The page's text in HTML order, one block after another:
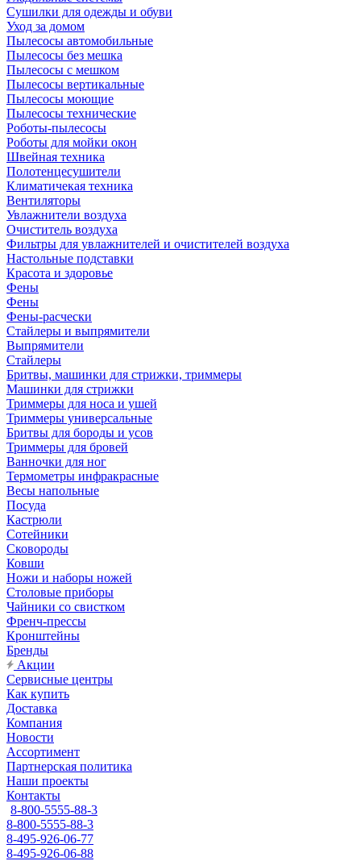
Сушилки для одежды и обуви
Уход за домом
Пылесосы автомобильные
Пылесосы без мешка
Пылесосы с мешком
Пылесосы вертикальные
Пылесосы моющие
Пылесосы технические
Роботы-пылесосы
Роботы для мойки окон
Швейная техника
Полотенцесушители
Климатичекая техника
Вентиляторы
Увлажнители воздуха
Очиститель воздуха
Фильтры для увлажнителей и очистителей воздуха
Настольные подставки
Красота и здоровье
Фены
Фены
Фены-расчески
Стайлеры и выпрямители
Выпрямители
Стайлеры
Бритвы, машинки для стрижки, триммеры
Машинки для стрижки
Триммеры для носа и ушей
Триммеры универсальные
Бритвы для бороды и усов
Триммеры для бровей
Ванночки для ног
Термометры инфракрасные
Весы напольные
Посуда
Кастрюли
Сотейники
Сковороды
Ковши
Ножи и наборы ножей
Столовые приборы
Чайники со свистком
Френч-прессы
Кронштейны
Бренды
Акции
Сервисные центры
Как купить
Доставка
Компания
Новости
Ассортимент
Партнерская политика
Наши проекты
Контакты
8-800-5555-88-3
8-800-5555-88-3
8-495-926-06-77
8-495-926-06-88